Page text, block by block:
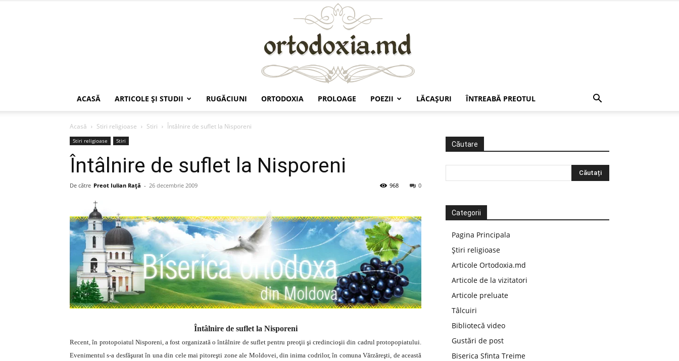
ACASĂ ARTICOLE ŞI STUDII RUGĂCIUNI ORTODOXIA PROLOAGE POEZII LĂCAŞURI ÎNTREABĂ PREOTUL
Acasă Stiri religioase Stiri Întâlnire de suflet la Nisporeni
Stiri religioase Stiri
Întâlnire de suflet la Nisporeni
De către Preot Iulian Raţă - 26 decembrie 2009 0
968
Întâlnire de suflet la Nisporeni
Recent, în protopoiatul Nisporeni, a fost organizată o întâlnire de suflet pentru preoţii şi credincioşii din cadrul protopopiatului.
Evenimentul s-a desfăşurat în una din cele mai pitoreşti zone ale Moldovei, din inima codrilor, în comuna Vărzăreşti, de această
Căutare
Categorii
Pagina Principala
Știri religioase
Articole Ortodoxia.md
Articole de la vizitatori
Articole preluate
Tâlcuiri
Bibliotecă video
Gustări de post
Biserica Sfinta Treime